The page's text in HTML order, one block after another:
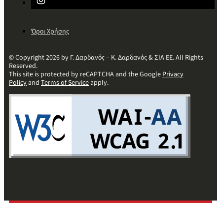
Όροι Χρήσης
© Copyright 2026 by Γ. Δαρδανός – Κ. Δαρδανός & ΣΙΑ ΕΕ. All Rights
Reserved.
This site is protected by reCAPTCHA and the GooglePrivacy
Policyand Terms of Serviceapply.